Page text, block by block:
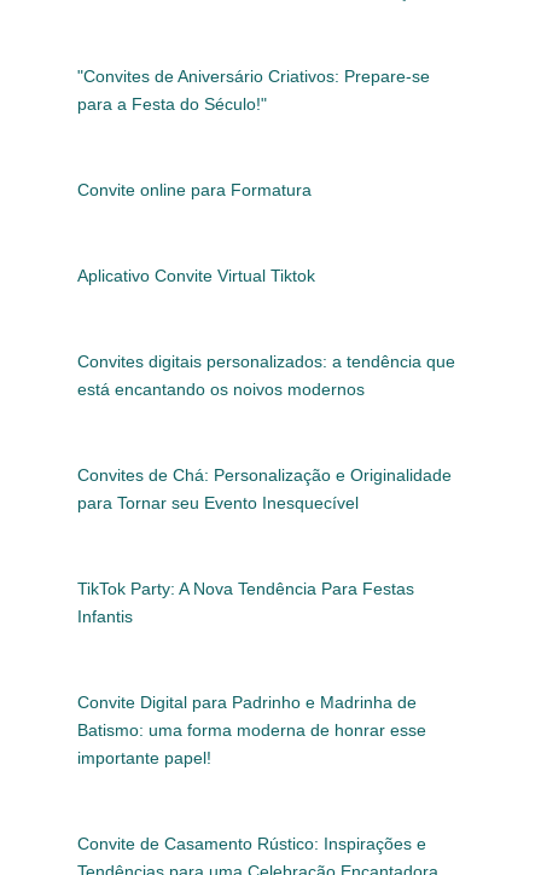
"Convites de Aniversário Criativos: Prepare-se
para a Festa do Século!"
Convite online para Formatura
Aplicativo Convite Virtual Tiktok
Convites digitais personalizados: a tendência que
está encantando os noivos modernos
Convites de Chá: Personalização e Originalidade
para Tornar seu Evento Inesquecível
TikTok Party: A Nova Tendência Para Festas
Infantis
Convite Digital para Padrinho e Madrinha de
Batismo: uma forma moderna de honrar esse
importante papel!
Convite de Casamento Rústico: Inspirações e